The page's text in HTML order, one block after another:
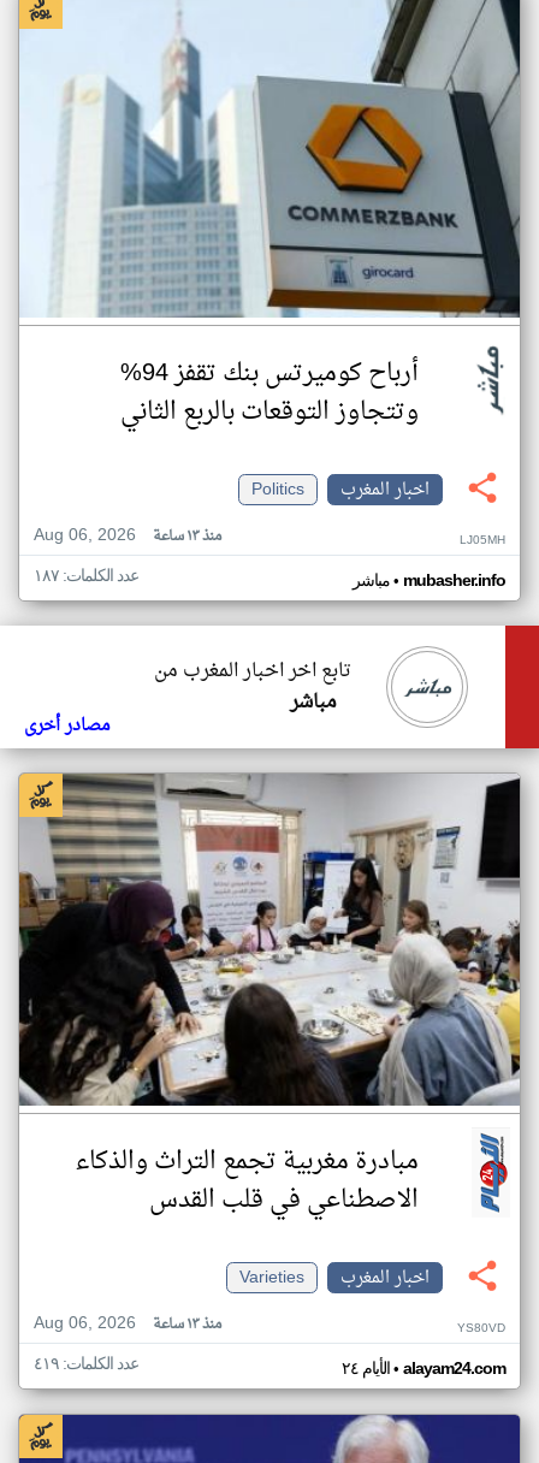
أرباح كوميرتس بنك تقفز 94%
وتتجاوز التوقعات بالربع الثاني
اخبار المغرب
Politics
Aug 06, 2026
منذ ١٣ ساعة LJ05MH
مباشر• mubasher.info عدد الكلمات: ١٨٧
تابع اخر اخبار المغرب من
مباشر
مصادر أخرى
مبادرة مغربية تجمع التراث والذكاء
الاصطناعي في قلب القدس
اخبار المغرب
Varieties
Aug 06, 2026
منذ ١٣ ساعة YS80VD
الأيام ٢٤• alayam24.com عدد الكلمات: ٤١٩